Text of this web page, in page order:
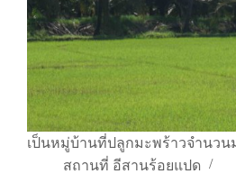
เป็นหมู่บ้านที่ปลูกมะพร้าวจำนว
สถานที่ อีสานร้อยแปด